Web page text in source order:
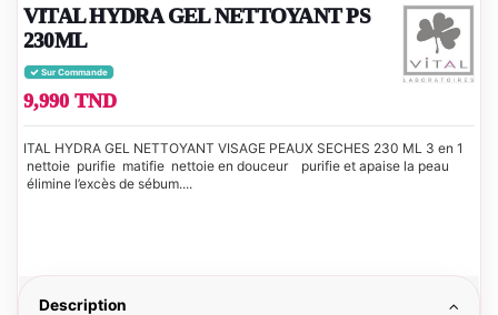
VITAL HYDRA GEL NETTOYANT PS
230ML
Sur Commande
9,990 TND
ITAL HYDRA GEL NETTOYANT VISAGE PEAUX SECHES 230 ML 3 en 1
nettoie purifie matifie nettoie en douceur purifie et apaise la peau
élimine l’excès de sébum....
Description